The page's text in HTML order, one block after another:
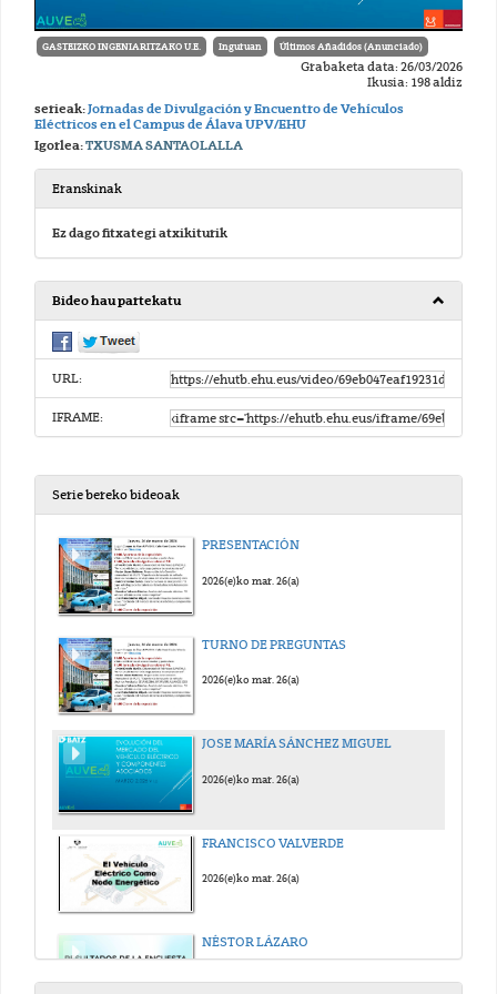
GASTEIZKO INGENIARITZAKO U.E. Inguruan Últimos Añadidos (Anunciado)
Grabaketa data: 26/03/2026
Ikusia: 198 aldiz
serieak:Jornadas de Divulgación y Encuentro de Vehículos
Eléctricos en el Campus de Álava UPV/EHU
Igorlea:TXUSMA SANTAOLALLA
Eranskinak
Ez dago fitxategi atxikiturik
Bideo hau partekatu
URL:
IFRAME:
Serie bereko bideoak
PRESENTACIÓN
2026(e)ko mar. 26(a)
TURNO DE PREGUNTAS
2026(e)ko mar. 26(a)
JOSE MARÍA SÁNCHEZ MIGUEL
2026(e)ko mar. 26(a)
FRANCISCO VALVERDE
2026(e)ko mar. 26(a)
NÉSTOR LÁZARO